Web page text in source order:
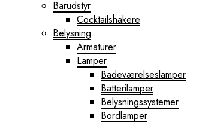
Barudstyr
Cocktailshakere
Belysning
Armaturer
Lamper
Badeværelseslamper
Batterilamper
Belysningssystemer
Bordlamper